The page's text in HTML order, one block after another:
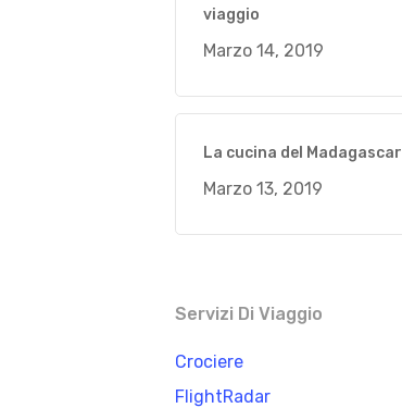
viaggio
Marzo 14, 2019
La cucina del Madagascar
Marzo 13, 2019
Servizi Di Viaggio
Crociere
FlightRadar